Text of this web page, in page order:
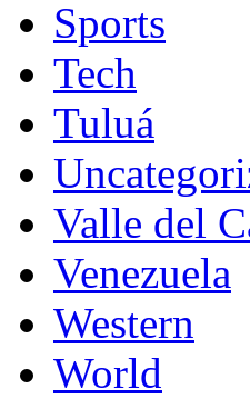
Sports
Tech
Tuluá
Valle del
Venezuela
Western
World